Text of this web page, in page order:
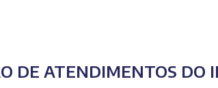
DE ATENDIMENTOS DO